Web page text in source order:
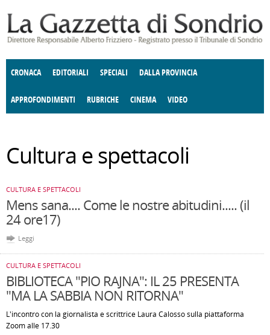
CRONACA EDITORIALI SPECIALI DALLA PROVINCIA
APPROFONDIMENTI
CULTURA E SPETTACOLI POLITICA
RUBRICHE
DELLE IDEE FATTI DELLO SPIRITO CCCVA
CINEMA VIDEO
Cultura e spettacoli
CULTURA E SPETTACOLI
Mens sana.... Come le nostre abitudini..... (il
24 ore17)
Leggi
CULTURA E SPETTACOLI
BIBLIOTECA "PIO RAJNA": IL 25 PRESENTA
"MA LA SABBIA NON RITORNA"
L'incontro con la giornalista e scrittrice Laura Calosso sulla piattaforma
Zoom alle 17.30